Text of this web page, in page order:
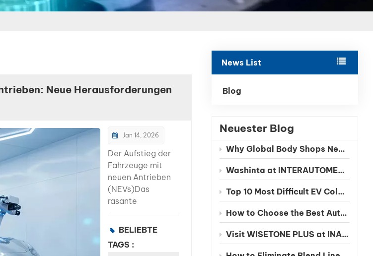
News List
Blog
Neuester Blog
Why Global Body Shops Need Chinese EV Color Databases
Washinta at INTERAUTOMECHANICA 2026 Moscow
Top 10 Most Difficult EV Colors to Match in 2026
How to Choose the Best Automotive Refinish Paint Manufacturer in China
Visit WISETONE PLUS at INA PAACE Automechanika Mexico 2026 – Meet Your Trusted Automotive Refinish Paint Manufacturer
Neue Herausforderungen
Jan 14, 2026
Der Aufstieg der
Fahrzeuge mit
neuen Antrieben
(NEVs)Das
rasante
Elektro- und
verändert den
BELIEBTE
TAGS :